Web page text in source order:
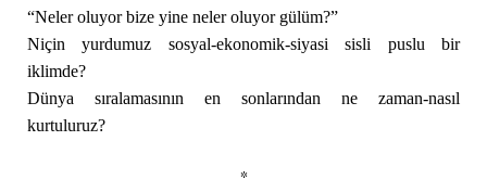
“Neler oluyor bize yine neler oluyor gülüm?”
Niçin yurdumuz sosyal-ekonomik-siyasi sisli puslu bir
iklimde?
Dünya sıralamasının en sonlarından ne zaman-nasıl
kurtuluruz?
*